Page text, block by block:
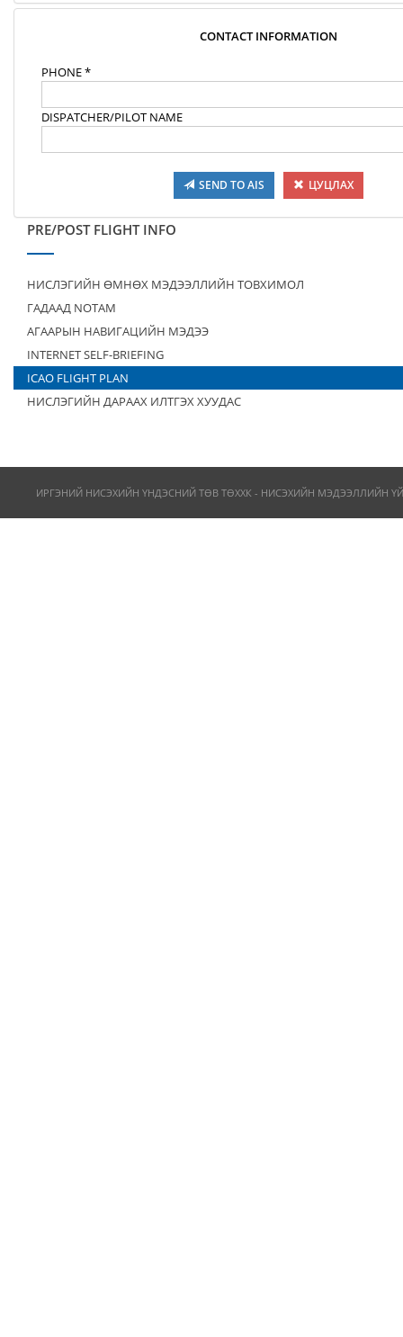
CONTACT INFORMATION
PHONE *
DISPATCHER/PILOT NAME
SEND TO AIS ЦУЦЛАХ
PRE/POST FLIGHT INFO
НИСЛЭГИЙН ӨМНӨХ МЭДЭЭЛЛИЙН ТОВХИМОЛ
ГАДААД NOTAM
АГААРЫН НАВИГАЦИЙН МЭДЭЭ
INTERNET SELF-BRIEFING
ICAO FLIGHT PLAN
НИСЛЭГИЙН ДАРААХ ИЛТГЭХ ХУУДАС
ИРГЭНИЙ НИСЭХИЙН ҮНДЭСНИЙ ТӨВ ТӨХХК - НИСЭХИЙН МЭДЭЭЛЛИЙН